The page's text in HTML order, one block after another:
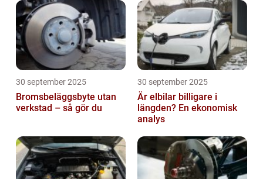
30 september 2025
Bromsbeläggsbyte utan
verkstad – så gör du
30 september 2025
Är elbilar billigare i
längden? En ekonomisk
analys